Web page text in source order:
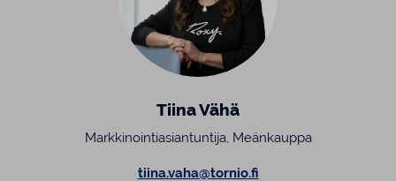
Tiina Vähä
Markkinointiasiantuntija, Meänkauppa
tiina.vaha@tornio.fi